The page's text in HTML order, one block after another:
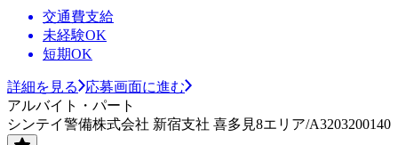
交通費支給
未経験OK
短期OK
詳細を見る
応募画面に進む
アルバイト・パート
シンテイ警備株式会社 新宿支社 喜多見8エリア/A3203200140